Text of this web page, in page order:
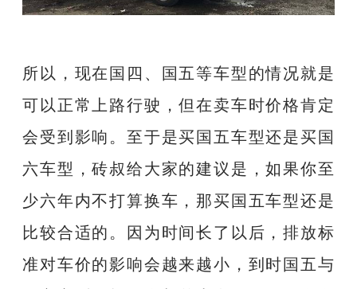
所以，现在国四、国五等车型的情况就是
可以正常上路行驶，但在卖车时价格肯定
会受到影响。至于是买国五车型还是买国
六车型，砖叔给大家的建议是，如果你至
少六年内不打算换车，那买国五车型还是
比较合适的。因为时间长了以后，排放标
准对车价的影响会越来越小，到时国五与